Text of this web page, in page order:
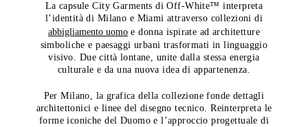
La capsule City Garments di Off-White™ interpreta
l’identità di Milano e Miami attraverso collezioni di
abbigliamento uomo e donna ispirate ad architetture
simboliche e paesaggi urbani trasformati in linguaggio
visivo. Due città lontane, unite dalla stessa energia
culturale e da una nuova idea di appartenenza.
Per Milano, la grafica della collezione fonde dettagli
architettonici e linee del disegno tecnico. Reinterpreta le
forme iconiche del Duomo e l’approccio progettuale di